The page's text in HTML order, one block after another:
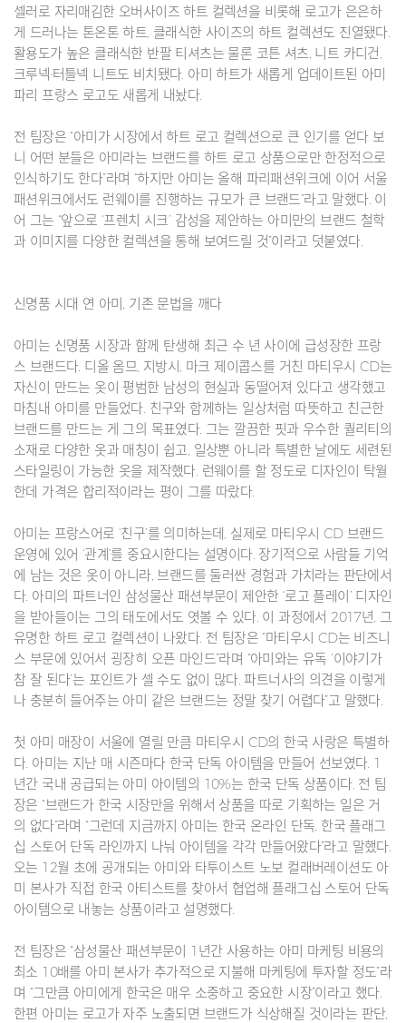
셀러로 자리매김한 오버사이즈 하트 컬렉션을 비롯해 로고가 은은하
게 드러나는 톤온톤 하트, 클래식한 사이즈의 하트 컬렉션도 진열됐다.
활용도가 높은 클래식한 반팔 티셔츠는 물론 코튼 셔츠, 니트 카디건,
크루넥·터틀넥 니트도 비치됐다. 아미 하트가 새롭게 업데이트된 아미
파리 프랑스 로고도 새롭게 내놨다.
전 팀장은 “아미가 시장에서 하트 로고 컬렉션으로 큰 인기를 얻다 보
니 어떤 분들은 아미라는 브랜드를 하트 로고 상품으로만 한정적으로
인식하기도 한다”라며 “하지만 아미는 올해 파리패션위크에 이어 서울
패션위크에서도 런웨이를 진행하는 규모가 큰 브랜드”라고 말했다. 이
어 그는 “앞으로 ‘프렌치 시크’ 감성을 제안하는 아미만의 브랜드 철학
과 이미지를 다양한 컬렉션을 통해 보여드릴 것”이라고 덧붙였다.
신명품 시대 연 아미, 기존 문법을 깨다
아미는 신명품 시장과 함께 탄생해 최근 수 년 사이에 급성장한 프랑
스 브랜드다. 디올 옴므, 지방시, 마크 제이콥스를 거친 마티우시 CD는
자신이 만드는 옷이 평범한 남성의 현실과 동떨어져 있다고 생각했고
마침내 아미를 만들었다. 친구와 함께하는 일상처럼 따뜻하고 친근한
브랜드를 만드는 게 그의 목표였다. 그는 깔끔한 핏과 우수한 퀄리티의
소재로 다양한 옷과 매칭이 쉽고, 일상뿐 아니라 특별한 날에도 세련된
스타일링이 가능한 옷을 제작했다. 런웨이를 할 정도로 디자인이 탁월
한데 가격은 합리적이라는 평이 그를 따랐다.
아미는 프랑스어로 ‘친구’를 의미하는데, 실제로 마티우시 CD 브랜드
운영에 있어 ‘관계’를 중요시한다는 설명이다. 장기적으로 사람들 기억
에 남는 것은 옷이 아니라, 브랜드를 둘러싼 경험과 가치라는 판단에서
다. 아미의 파트너인 삼성물산 패션부문이 제안한 ‘로고 플레이’ 디자인
을 받아들이는 그의 태도에서도 엿볼 수 있다. 이 과정에서 2017년, 그
유명한 하트 로고 컬렉션이 나왔다. 전 팀장은 “마티우시 CD는 비즈니
스 부문에 있어서 굉장히 오픈 마인드”라며 “아미와는 유독 ‘이야기가
참 잘 된다’는 포인트가 셀 수도 없이 많다. 파트너사의 의견을 이렇게
나 충분히 들어주는 아미 같은 브랜드는 정말 찾기 어렵다”고 말했다.
첫 아미 매장이 서울에 열릴 만큼 마티우시 CD의 한국 사랑은 특별하
다. 아미는 지난 매 시즌마다 한국 단독 아이템을 만들어 선보였다. 1
년간 국내 공급되는 아미 아이템의 10%는 한국 단독 상품이다. 전 팀
장은 “브랜드가 한국 시장만을 위해서 상품을 따로 기획하는 일은 거
의 없다”라며 “그런데 지금까지 아미는 한국 온라인 단독, 한국 플래그
십 스토어 단독 라인까지 나눠 아이템을 각각 만들어왔다”라고 말했다.
오는 12월 초에 공개되는 아미와 타투이스트 노보 컬래버레이션도 아
미 본사가 직접 한국 아티스트를 찾아서 협업해 플래그십 스토어 단독
아이템으로 내놓는 상품이라고 설명했다.
전 팀장은 “삼성물산 패션부문이 1년간 사용하는 아미 마케팅 비용의
최소 10배를 아미 본사가 추가적으로 지불해 마케팅에 투자할 정도”라
며 “그만큼 아미에게 한국은 매우 소중하고 중요한 시장”이라고 했다.
한편 아미는 로고가 자주 노출되면 브랜드가 식상해질 것이라는 판단,